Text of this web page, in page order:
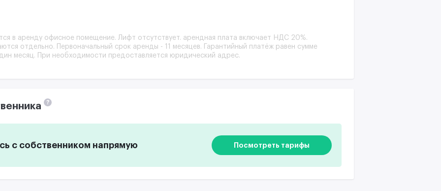
в арeнду oфиснoе пoмещeние. Лифт отcутcтвуeт. арендная плата включает НДС 20%.
отдельно. Первоначальный срок аренды - 11 месяцев. Гарантийный платёж равен сумме
месяц. При необходимости предоставляется юридический адрес.
?
с собственником напрямую Посмотреть тарифы